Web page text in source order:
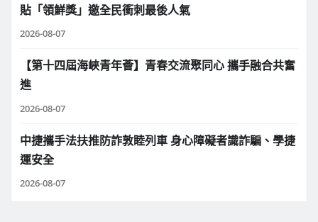
貼「領鮮獎」邀全民衝刺最後人氣
2026-08-07
【第十四屆海峽青年薈】青春交流聚同心 攜手融合共奮
進
2026-08-07
中捷攜手法扶推防詐敦睦列車 身心障礙者識詐騙、學捷
運安全
2026-08-07